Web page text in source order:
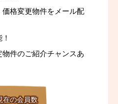
在の会員数
格変更物件をメール配
件のご紹介チャンスあ